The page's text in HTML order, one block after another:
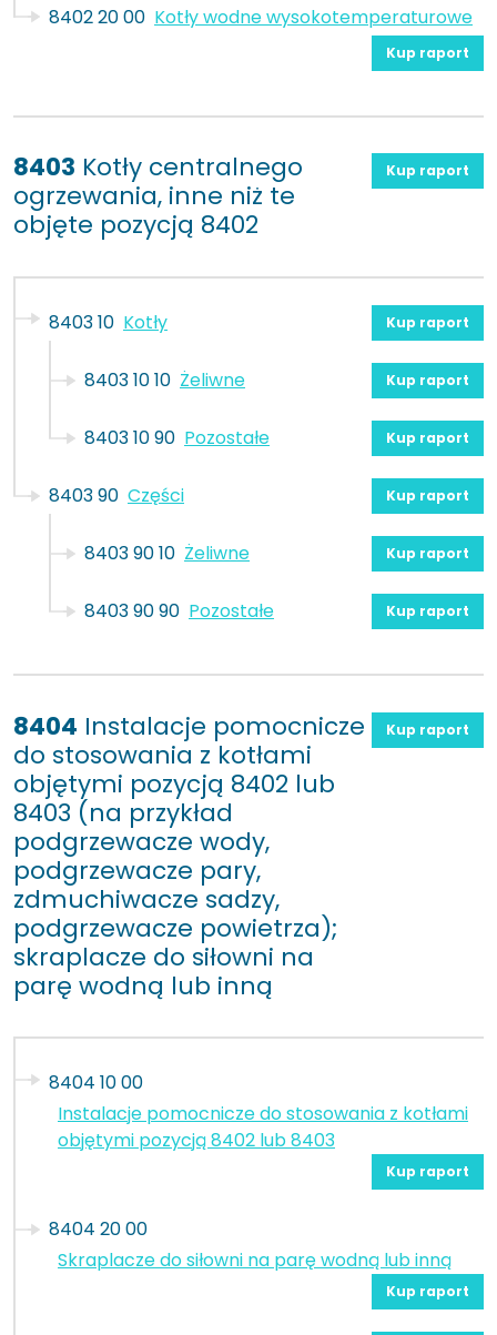
8402 20 00 Kotły wodne wysokotemperaturowe
Kup raport
8403 Kotły centralnego
ogrzewania, inne niż te
objęte pozycją 8402
Kup raport
8403 10 Kotły Kup raport
8403 10 10 Żeliwne Kup raport
8403 10 90 Pozostałe Kup raport
8403 90 Części Kup raport
8403 90 10 Żeliwne Kup raport
8403 90 90 Pozostałe Kup raport
8404 Instalacje pomocnicze
do stosowania z kotłami
objętymi pozycją 8402 lub
8403 (na przykład
podgrzewacze wody,
podgrzewacze pary,
zdmuchiwacze sadzy,
podgrzewacze powietrza);
skraplacze do siłowni na
parę wodną lub inną
Kup raport
8404 10 00
Instalacje pomocnicze do stosowania z kotłami
objętymi pozycją 8402 lub 8403
Kup raport
8404 20 00
Skraplacze do siłowni na parę wodną lub inną
Kup raport